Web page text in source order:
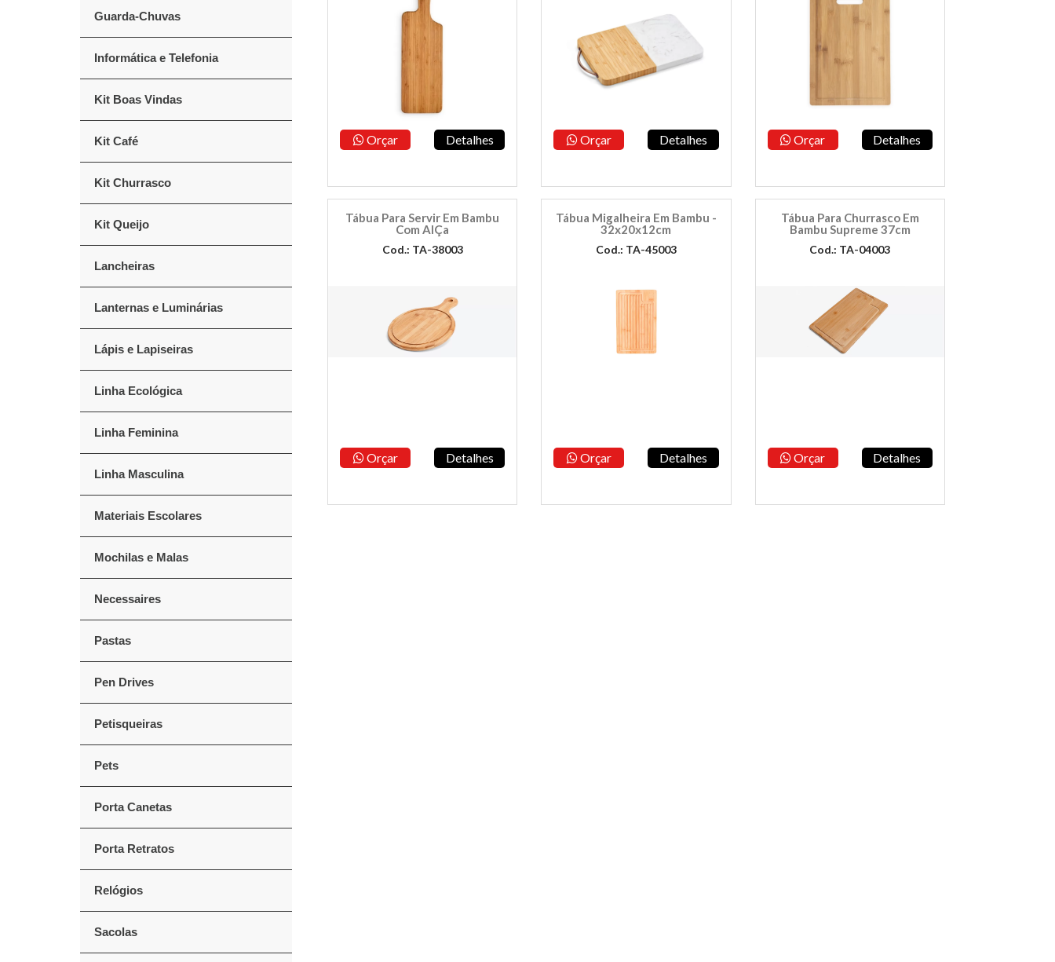
Guarda-Chuvas
Informática e Telefonia
Kit Boas Vindas
Kit Café
Kit Churrasco
Kit Queijo
Lancheiras
Lanternas e Luminárias
Lápis e Lapiseiras
Linha Ecológica
Linha Feminina
Linha Masculina
Materiais Escolares
Mochilas e Malas
Necessaires
Pastas
Pen Drives
Petisqueiras
Pets
Porta Canetas
Porta Retratos
Relógios
Sacolas
Orçar Detalhes Orçar Detalhes Orçar Detalhes
Tábua Para Servir Em Bambu
Com AlÇa
Cod.: TA-38003
Orçar Detalhes
Tábua Migalheira Em Bambu -
32x20x12cm
Cod.: TA-45003
Orçar Detalhes
Tábua Para Churrasco Em
Bambu Supreme 37cm
Cod.: TA-04003
Orçar Detalhes